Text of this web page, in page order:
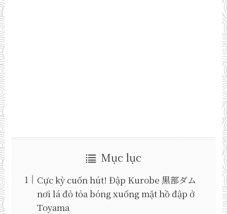
Mục lục
Cực kỳ cuốn hút! Đập Kurobe 黒部ダム
nơi lá đỏ tỏa bóng xuống mặt hồ đập ở
Toyama